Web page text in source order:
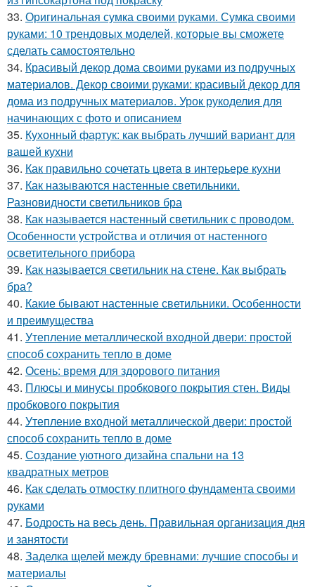
33. Оригинальная сумка своими руками. Сумка своими
руками: 10 трендовых моделей, которые вы сможете
сделать самостоятельно
34. Красивый декор дома своими руками из подручных
материалов. Декор своими руками: красивый декор для
дома из подручных материалов. Урок рукоделия для
начинающих с фото и описанием
35. Кухонный фартук: как выбрать лучший вариант для
вашей кухни
36. Как правильно сочетать цвета в интерьере кухни
37. Как называются настенные светильники.
Разновидности светильников бра
38. Как называется настенный светильник с проводом.
Особенности устройства и отличия от настенного
осветительного прибора
39. Как называется светильник на стене. Как выбрать
бра?
40. Какие бывают настенные светильники. Особенности
и преимущества
41. Утепление металлической входной двери: простой
способ сохранить тепло в доме
42. Осень: время для здорового питания
43. Плюсы и минусы пробкового покрытия стен. Виды
пробкового покрытия
44. Утепление входной металлической двери: простой
способ сохранить тепло в доме
45. Создание уютного дизайна спальни на 13
квадратных метров
46. Как сделать отмостку плитного фундамента своими
руками
47. Бодрость на весь день. Правильная организация дня
и занятости
48. Заделка щелей между бревнами: лучшие способы и
материалы